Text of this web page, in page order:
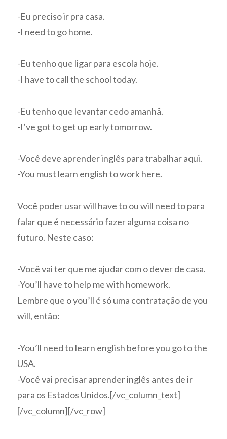
-Eu preciso ir pra casa.
-I need to go home.
-Eu tenho que ligar para escola hoje.
-I have to call the school today.
-Eu tenho que levantar cedo amanhã.
-I’ve got to get up early tomorrow.
-Você deve aprender inglês para trabalhar aqui.
-You must learn english to work here.
Você poder usar will have to ou will need to para
falar que é necessário fazer alguma coisa no
futuro. Neste caso:
-Você vai ter que me ajudar com o dever de casa.
-You’ll have to help me with homework.
Lembre que o you’ll é só uma contratação de you
will, então:
-You’ll need to learn english before you go to the
USA.
-Você vai precisar aprender inglês antes de ir
para os Estados Unidos.[/vc_column_text]
[/vc_column][/vc_row]